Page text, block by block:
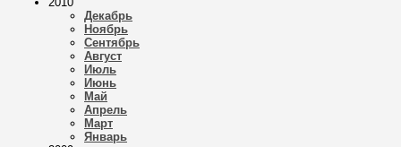
Декабрь
Ноябрь
Сентябрь
Август
Июль
Июнь
Май
Апрель
Март
Январь